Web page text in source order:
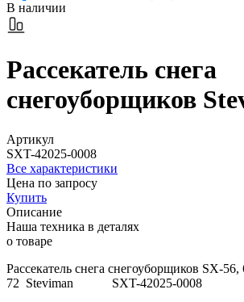
В наличии
Рассекатель снега
снегоуборщиков
Артикул
SXT-42025-0008
Все характеристики
Цена по запросу
Купить
Описание
Наша техника в деталях
о товаре
Рассекатель снега снегоуборщиков SX-
72 Steviman SXT-42025-0008